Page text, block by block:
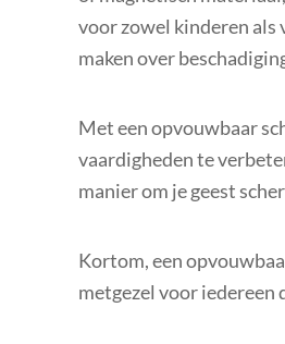
voor zowel kinderen als
maken over
Met een opvouwbaar
vaardigheden te
manier om je geest
Kortom, een
metgezel voor iedereen